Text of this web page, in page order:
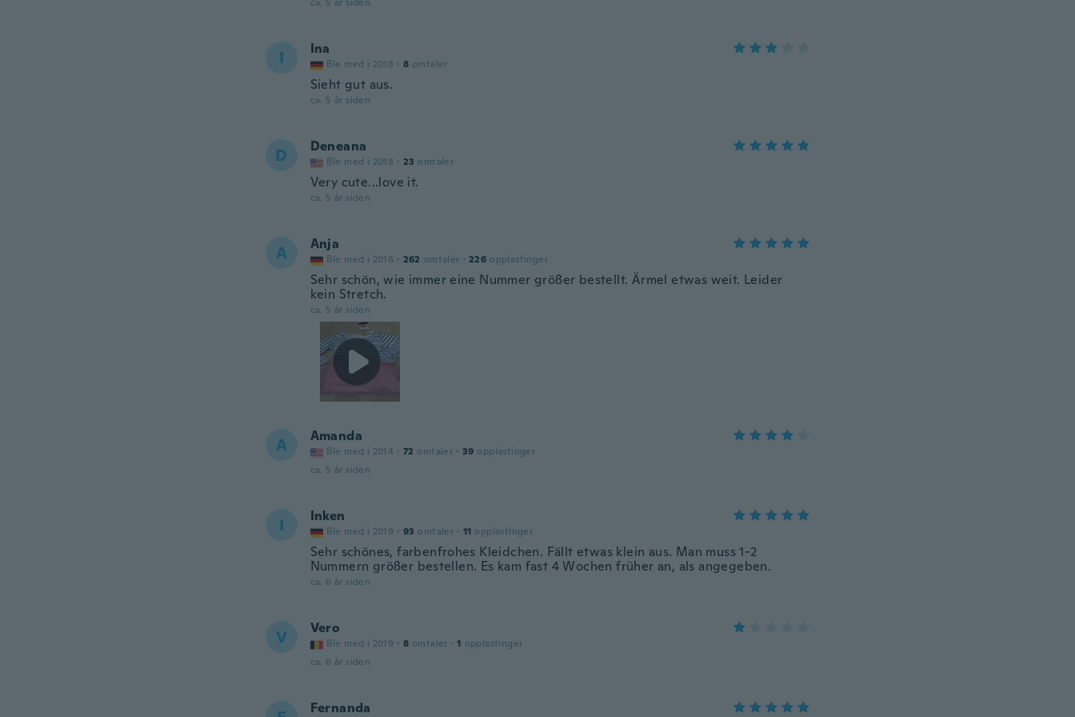
I Ina
Ble med i 2018 · 8 omtaler
Sieht gut aus.
ca. 5 år siden
D Deneana
Ble med i 2018 · 23 omtaler
Very cute...love it.
ca. 5 år siden
A Anja
Ble med i 2016 · 262 omtaler · 226 opplastinger
Sehr schön, wie immer eine Nummer größer bestellt. Ärmel etwas weit. Leider
kein Stretch.
ca. 5 år siden
A Amanda
Ble med i 2014 · 72 omtaler · 39 opplastinger
ca. 5 år siden
I Inken
Ble med i 2019 · 93 omtaler · 11 opplastinger
Sehr schönes, farbenfrohes Kleidchen. Fällt etwas klein aus. Man muss 1-2
Nummern größer bestellen. Es kam fast 4 Wochen früher an, als angegeben.
ca. 6 år siden
V Vero
Ble med i 2019 · 8 omtaler · 1 opplastinger
ca. 6 år siden
Fernanda